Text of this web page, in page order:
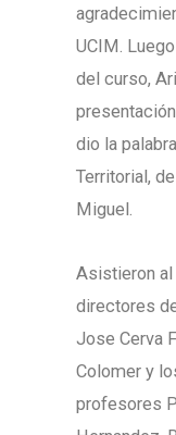
UCIM.
del curso,
dio la
Territorial,
Miguel.
Asistieron al
directores
Jose Cerva
Colomer y
profesores